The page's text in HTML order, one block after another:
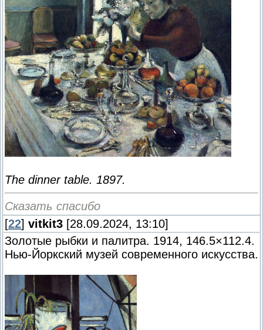
The dinner table. 1897.
Сказать спасибо
[22] vitkit3 [28.09.2024, 13:10]
Золотые рыбки и палитра. 1914, 146.5×112.4.
Нью-Йоркский музей современного искусства.